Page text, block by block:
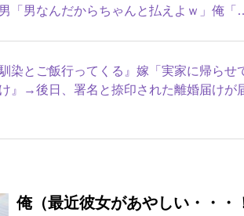
「男なんだからちゃんと払えよｗ」俺
染とご飯行ってくる』嫁「実家に帰ら
』→後日、署名と捺印された離婚届け
俺（最近彼女があやしい・・